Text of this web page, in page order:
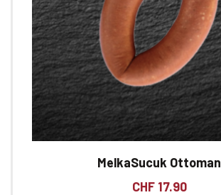
MelkaSucuk Ottoman
CHF17.90